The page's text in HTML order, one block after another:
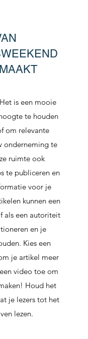
is een mooie
te houden
om relevante
onderneming te
ruimte ook
te publiceren en
voor je
kunnen een
als een autoriteit
en je
Kies een
je artikel meer
video toe om
Houd het
je lezers tot het
lezen.